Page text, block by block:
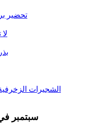
تحضير
الشجيرات
سبتمبر